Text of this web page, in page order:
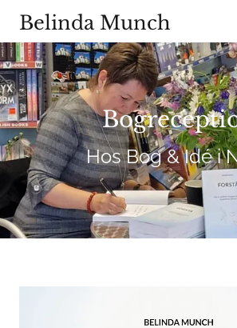
Belinda Munch
Hos Bog & Idé i